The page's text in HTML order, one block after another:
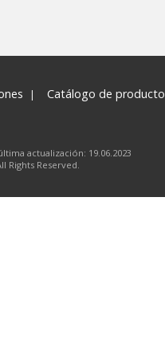
Catálogo de
actualización: 19.06.2023
Rights Reserved.